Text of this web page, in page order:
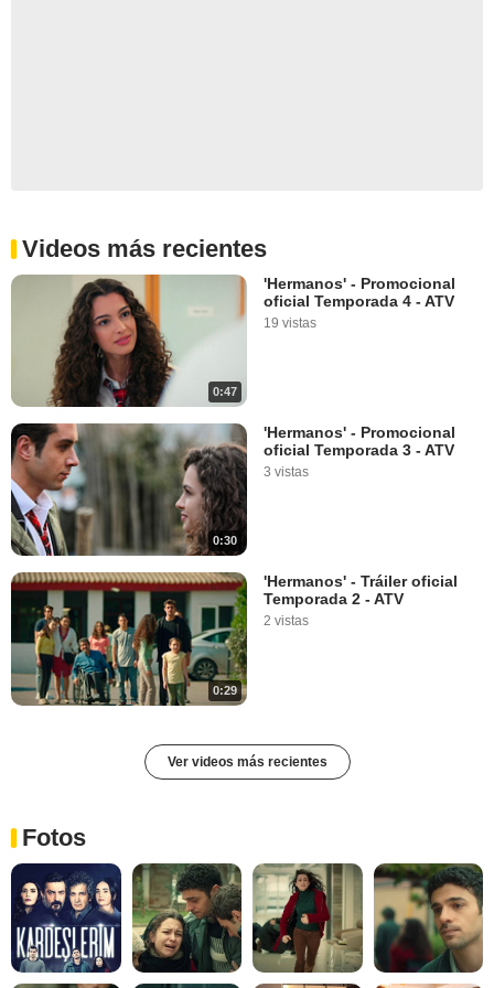
Videos más recientes
0:47
'Hermanos' - Promocional
oficial Temporada 4 - ATV
19 vistas
0:30
'Hermanos' - Promocional
oficial Temporada 3 - ATV
3 vistas
0:29
'Hermanos' - Tráiler oficial
Temporada 2 - ATV
2 vistas
Ver videos más recientes
Fotos